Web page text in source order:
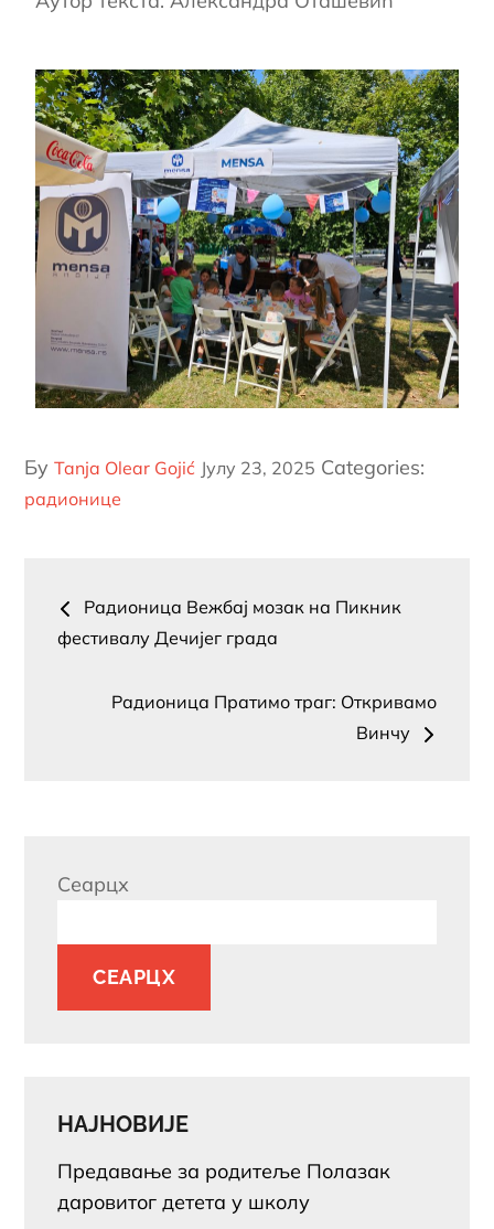
БyTanja Olear Gojić Јулy 23, 2025 Categories:
радионице
Радионица Вежбај мозак на Пикник
фестивалу Дечијег града
Радионица Пратимо траг: Откривамо
Винчу
Сеарцх
СЕАРЦХ
НАЈНОВИЈЕ
Предавање за родитеље Полазак
даровитог детета у школу